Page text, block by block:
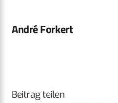
André Forkert
Beitrag teilen